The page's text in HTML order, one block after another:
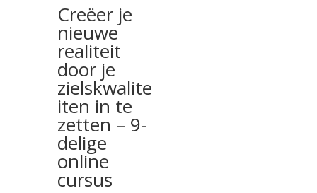
Creëer je
nieuwe
realiteit
door je
zielskwalite
iten in te
zetten – 9-
delige
online
cursus